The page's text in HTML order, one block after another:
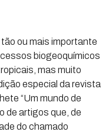
ou mais importante
biogeoquímicos
mas muito
especial da revista
“Um mundo de
de artigos que, de
do chamado